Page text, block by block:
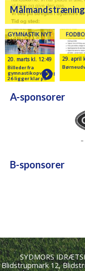
GYMNASTIK NYT
20. marts kl. 12:49
Billeder fra
gymnastikopvisningen
26 ligger klar på
hjemmesiden
29. april
A-sponsorer
B-sponsorer
SYDMORS
Blidstrupmark 12,